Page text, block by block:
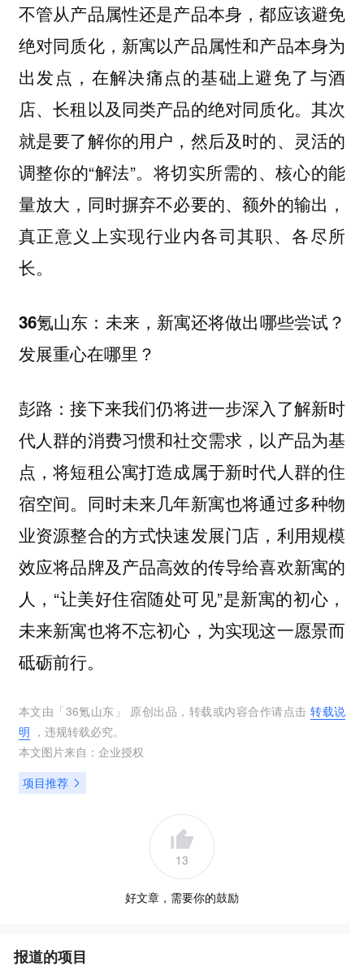
不管从产品属性还是产品本身，都应该避免
绝对同质化，新寓以产品属性和产品本身为
出发点，在解决痛点的基础上避免了与酒
店、长租以及同类产品的绝对同质化。其次
就是要了解你的用户，然后及时的、灵活的
调整你的“解法”。将切实所需的、核心的能
量放大，同时摒弃不必要的、额外的输出，
真正意义上实现行业内各司其职、各尽所
长。
36氪山东：未来，新寓还将做出哪些尝试？
发展重心在哪里？
彭路：接下来我们仍将进一步深入了解新时
代人群的消费习惯和社交需求，以产品为基
点，将短租公寓打造成属于新时代人群的住
宿空间。同时未来几年新寓也将通过多种物
业资源整合的方式快速发展门店，利用规模
效应将品牌及产品高效的传导给喜欢新寓的
人，“让美好住宿随处可见”是新寓的初心，
未来新寓也将不忘初心，为实现这一愿景而
砥砺前行。
本文由「36氪山东 」 原创出品，转载或内容合作请点击转载说
明 ，违规转载必究。
本文图片来自： 企业授权
项目推荐
13
好文章，需要你的鼓励
报道的项目